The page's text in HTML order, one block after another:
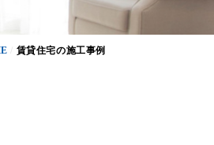
賃貸住宅の施工事例